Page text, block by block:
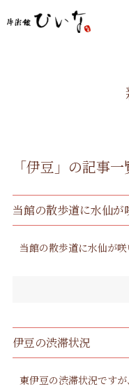
「伊豆」の記事一
当館の散歩道に水仙
当館の散歩道に水仙が
伊豆の渋滞状況
東伊豆の渋滞状況ですが、